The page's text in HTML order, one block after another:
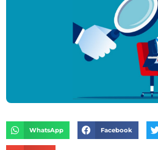
WhatsApp Facebook